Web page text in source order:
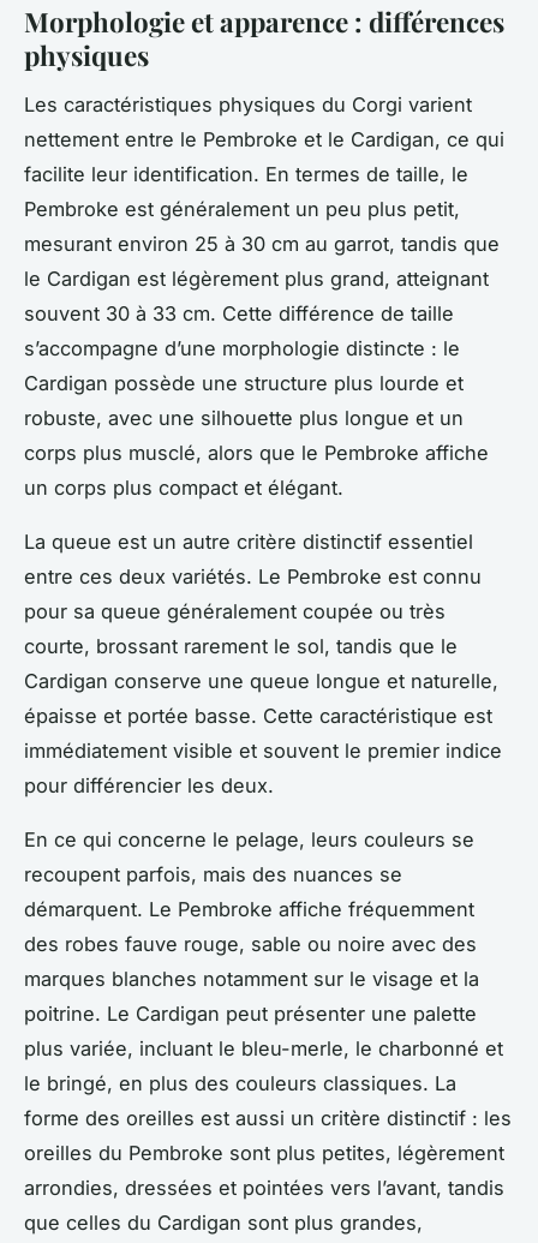
Morphologie et apparence : différences
physiques
Les caractéristiques physiques du Corgi varient
nettement entre le Pembroke et le Cardigan, ce qui
facilite leur identification. En termes de taille, le
Pembroke est généralement un peu plus petit,
mesurant environ 25 à 30 cm au garrot, tandis que
le Cardigan est légèrement plus grand, atteignant
souvent 30 à 33 cm. Cette différence de taille
s’accompagne d’une morphologie distincte : le
Cardigan possède une structure plus lourde et
robuste, avec une silhouette plus longue et un
corps plus musclé, alors que le Pembroke affiche
un corps plus compact et élégant.
La queue est un autre critère distinctif essentiel
entre ces deux variétés. Le Pembroke est connu
pour sa queue généralement coupée ou très
courte, brossant rarement le sol, tandis que le
Cardigan conserve une queue longue et naturelle,
épaisse et portée basse. Cette caractéristique est
immédiatement visible et souvent le premier indice
pour différencier les deux.
En ce qui concerne le pelage, leurs couleurs se
recoupent parfois, mais des nuances se
démarquent. Le Pembroke affiche fréquemment
des robes fauve rouge, sable ou noire avec des
marques blanches notamment sur le visage et la
poitrine. Le Cardigan peut présenter une palette
plus variée, incluant le bleu-merle, le charbonné et
le bringé, en plus des couleurs classiques. La
forme des oreilles est aussi un critère distinctif : les
oreilles du Pembroke sont plus petites, légèrement
arrondies, dressées et pointées vers l’avant, tandis
que celles du Cardigan sont plus grandes,